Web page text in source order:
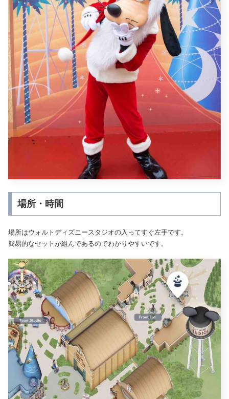
場所・時間
場所はウォルトディズニースタジオの入ってすぐ左手です。
簡易的なセットが組んであるのでわかりやすいです。